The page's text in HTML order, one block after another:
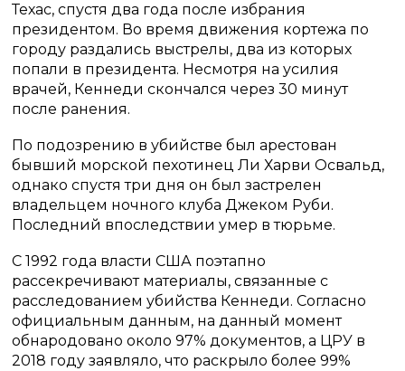
Техас, спустя два года после избрания
президентом. Во время движения кортежа по
городу раздались выстрелы, два из которых
попали в президента. Несмотря на усилия
врачей, Кеннеди скончался через 30 минут
после ранения.
По подозрению в убийстве был арестован
бывший морской пехотинец Ли Харви Освальд,
однако спустя три дня он был застрелен
владельцем ночного клуба Джеком Руби.
Последний впоследствии умер в тюрьме.
С 1992 года власти США поэтапно
рассекречивают материалы, связанные с
расследованием убийства Кеннеди. Согласно
официальным данным, на данный момент
обнародовано около 97% документов, а ЦРУ в
2018 году заявляло, что раскрыло более 99%